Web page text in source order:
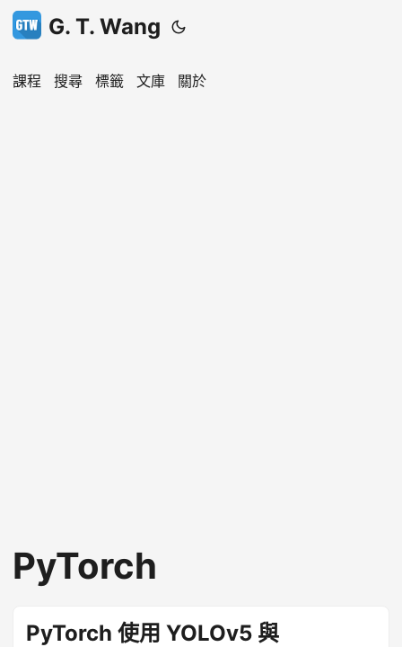
G. T. Wang
課程 搜尋 標籤 文庫 關於
PyTorch
PyTorch 使用 YOLOv5 與